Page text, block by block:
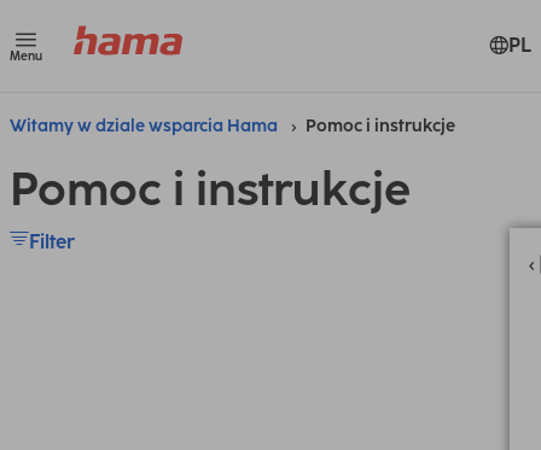
Menu PL
Witamy w dziale wsparcia Hama Pomoc i instrukcje
Pomoc i instrukcje
Filter